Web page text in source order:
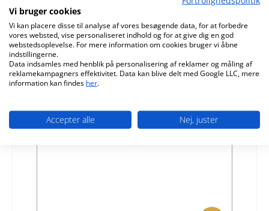
Almindelig pris:
315,57 kr.
Detaljer
Kun 1 på lager!
Vi bruger cookies
Vi kan placere disse til analyse af vores besøgende data, for at forbedre
vores websted, vise personaliseret indhold og for at give dig en god
webstedsoplevelse. For mere information om cookies bruger vi åbne
indstillingerne.
Data indsamles med henblik på personalisering af reklamer og måling af
reklamekampagners effektivitet. Data kan blive delt med Google LLC, mere
information kan findes her.
Accepter alle Nej, juster